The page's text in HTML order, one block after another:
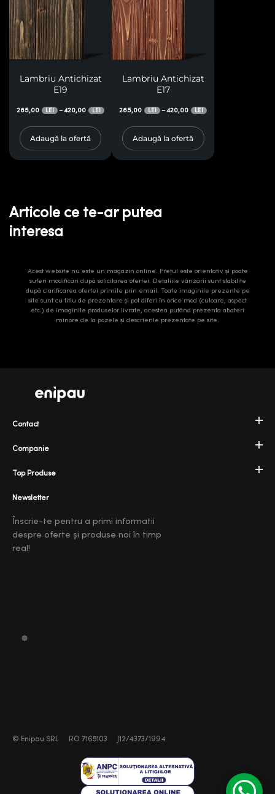
Lambriu Antichizat
E19
265,00 LEI –420,00 LEI
Adaugă la ofertă
Lambriu Antichizat
E17
265,00 LEI –420,00 LEI
Adaugă la ofertă
Articole ce te-ar putea
interesa
Acest website nu este un magazin online. Prețul este orientativ și poate
suferi modificări după solicitarea ofertei. Detaliile vânzării sunt stabilite
după clarificarea ofertei primite prin email. Toate imaginile prezente pe
site sunt cu titlu de prezentare și pot diferi în orice mod (culoare, aspect
etc.) de imaginile produselor livrate, acestea putând prezenta abateri
minore de la pozele și descrierile prezentate pe site.
Companie
Top Produse
Contact
Newsletter
Înscrie-te pentru a primi informatii
despre oferte și produse noi în timp
real!
© Enipau SRL RO 7165103 J12/4373/1994